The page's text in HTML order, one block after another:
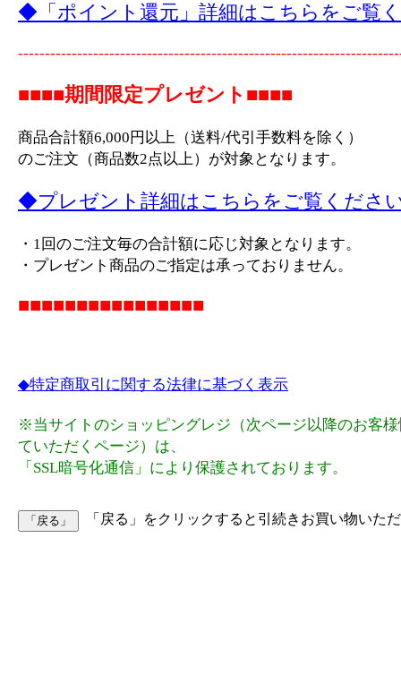
◆「ポイント還元」詳細はこちらをご覧
■■■■期間限定プレゼント■■■■
商品合計額6,000円以上（送料/代引手数料を除く）
のご注文（商品数2点以上）が対象となります。
◆プレゼント詳細はこちらをご覧くださ
・1回のご注文毎の合計額に応じ対象となります。
・プレゼント商品のご指定は承っておりません。
■■■■■■■■■■■■■■■■
◆特定商取引に関する法律に基づく表示
※当サイトのショッピングレジ（次ページ以降のお客
ていただくページ）は、
「SSL暗号化通信」により保護されております。
「戻る」をクリックすると引続きお買い物いた